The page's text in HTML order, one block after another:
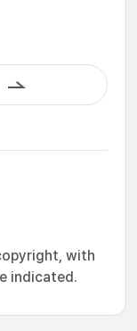
with
indicated.